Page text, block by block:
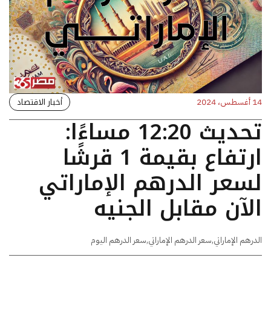
14 أغسطس، 2024 أخبار الاقتصاد
تحديث 12:20 مساءًا:
ارتفاع بقيمة 1 قرشًا
لسعر الدرهم الإماراتي
الآن مقابل الجنيه
الدرهم الإماراتي,سعر الدرهم الإماراتي,سعر الدرهم اليوم